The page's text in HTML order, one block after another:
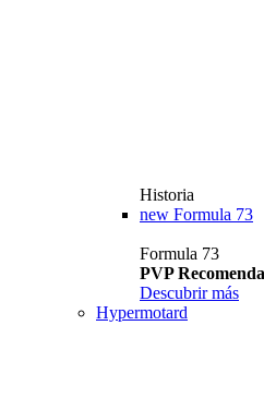
Historia
new Formula 73
Formula 73
PVP
Descubrir más
Hypermotard